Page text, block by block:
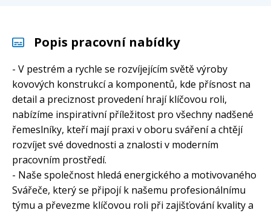
Popis pracovní nabídky
- V pestrém a rychle se rozvíjejícím světě výroby
kovových konstrukcí a komponentů, kde přísnost na
detail a preciznost provedení hrají klíčovou roli,
nabízíme inspirativní příležitost pro všechny nadšené
řemeslníky, kteří mají praxi v oboru sváření a chtějí
rozvíjet své dovednosti a znalosti v moderním
pracovním prostředí.
- Naše společnost hledá energického a motivovaného
Svářeče, který se připojí k našemu profesionálnímu
týmu a převezme klíčovou roli při zajišťování kvality a